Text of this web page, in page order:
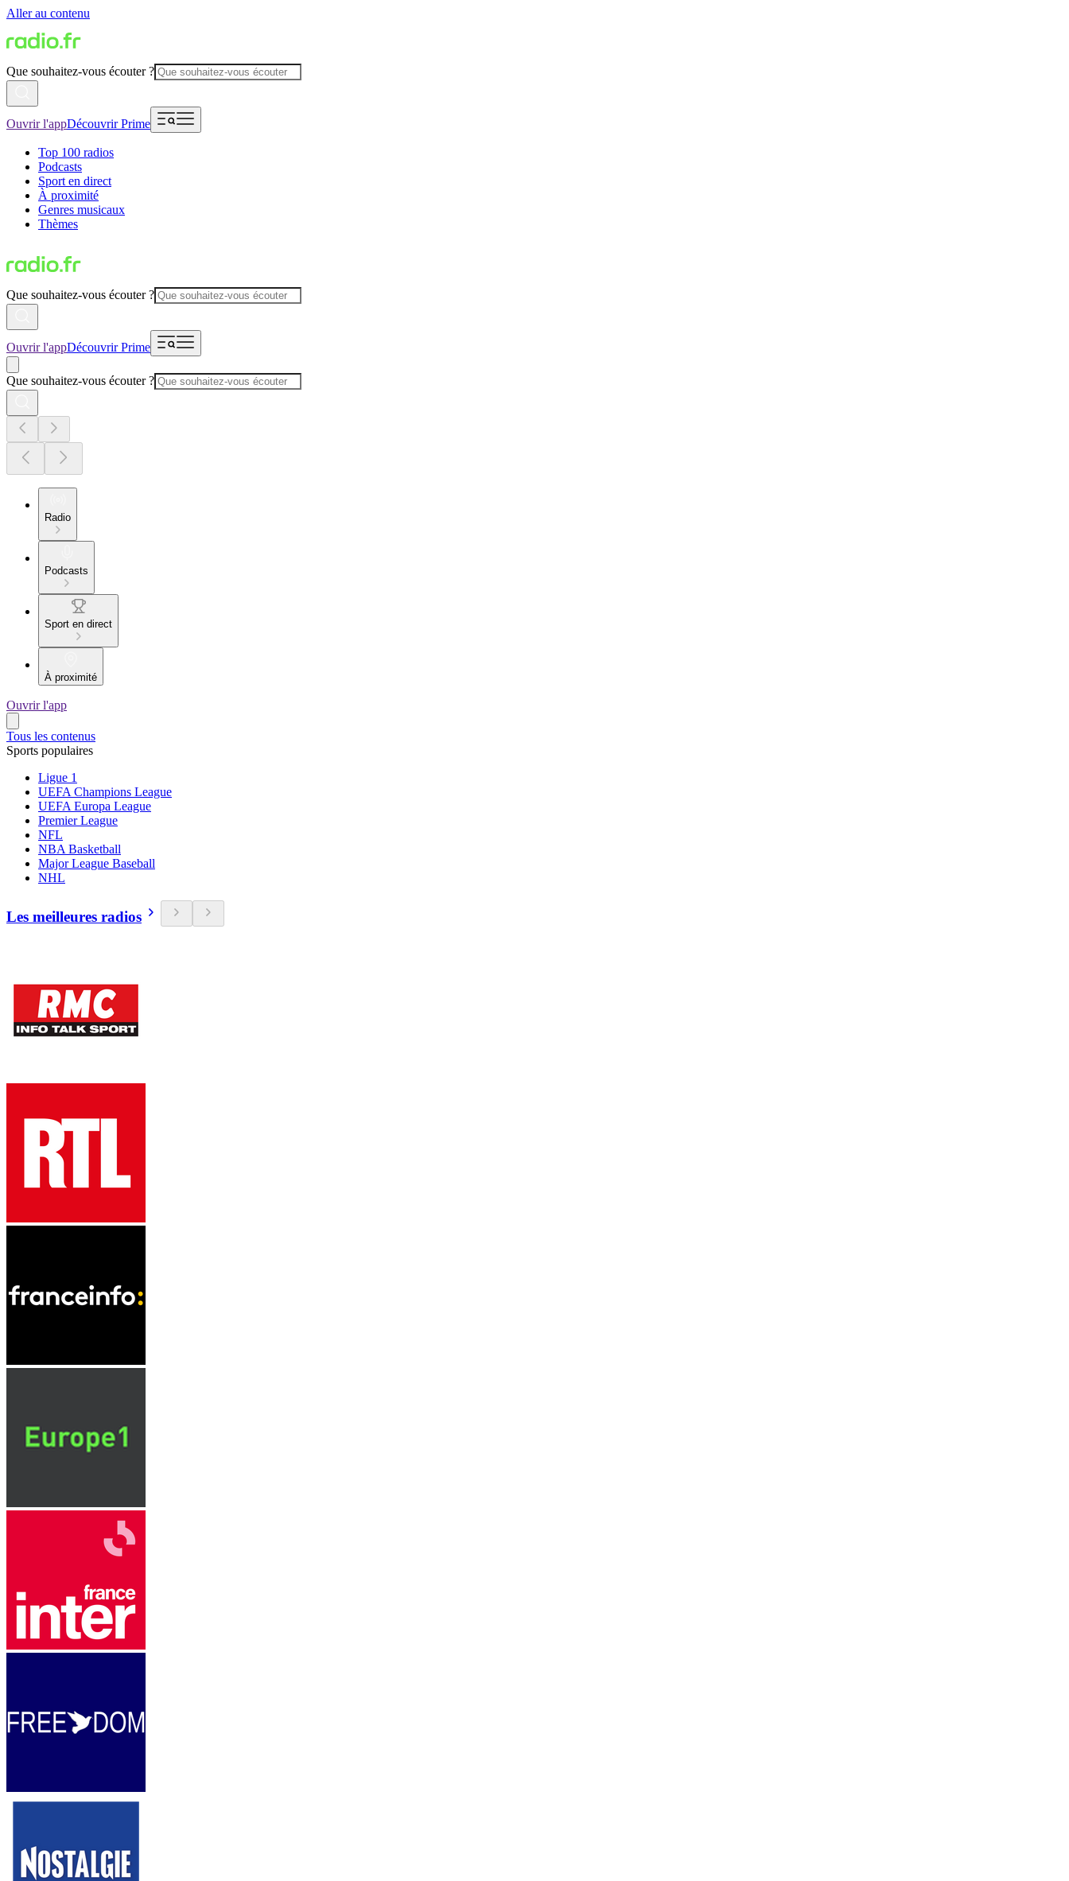
Aller au contenu
Que souhaitez-vous écouter ?
Ouvrir l'appDécouvrir Prime
Top 100 radios
Podcasts
Sport en direct
À proximité
Genres musicaux
Thèmes
Que souhaitez-vous écouter ?
Ouvrir l'appDécouvrir Prime
Que souhaitez-vous écouter ?
Radio
Podcasts
Sport en direct
À proximité
Ouvrir l'app
Tous les contenus
Sports populaires
Ligue 1
UEFA Champions League
UEFA Europa League
Premier League
NFL
NBA Basketball
Major League Baseball
NHL
Les meilleures radios